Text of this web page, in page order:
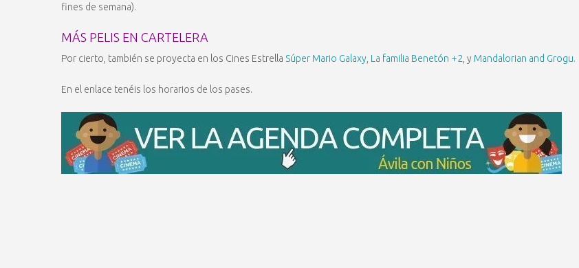
fines de semana).
MÁS PELIS EN CARTELERA
Por cierto, también se proyecta en los Cines Estrella Súper Mario Galaxy La familia Benetón +2 , y Mandalorian and Grogu.
En el enlace tenéis los horarios de los pases.